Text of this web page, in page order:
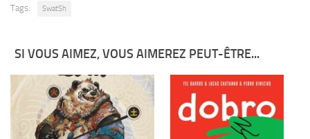
Tags: SwatSh
SI VOUS AIMEZ, VOUS AIMEREZ PEUT-ÊTRE...